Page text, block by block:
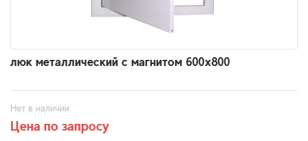
люк металлический с магнитом 600х800
Нет в наличии
Цена по запросу